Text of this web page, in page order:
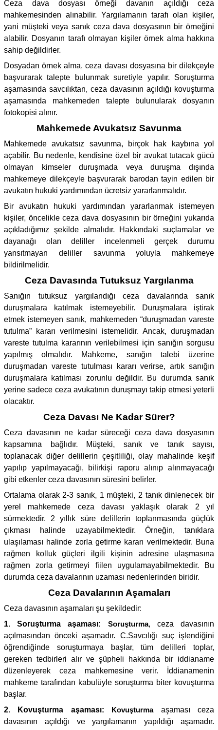
Ceza dava dosyası örneği davanın açıldığı ceza
mahkemesinden alınabilir. Yargılamanın tarafı olan kişiler,
yani müşteki veya sanık ceza dava dosyasının bir örneğini
alabilir. Dosyanın tarafı olmayan kişiler örnek alma hakkına
sahip değildirler.
Dosyadan örnek alma, ceza davası dosyasına bir dilekçeyle
başvurarak talepte bulunmak suretiyle yapılır. Soruşturma
aşamasında savcılıktan, ceza davasının açıldığı kovuşturma
aşamasında mahkemeden talepte bulunularak dosyanın
fotokopisi alınır.
Mahkemede Avukatsız Savunma
Mahkemede avukatsız savunma, birçok hak kaybına yol
açabilir. Bu nedenle, kendisine özel bir avukat tutacak gücü
olmayan kimseler duruşmada veya duruşma dışında
mahkemeye dilekçeyle başvurarak barodan tayin edilen bir
avukatın hukuki yardımından ücretsiz yararlanmalıdır.
Bir avukatın hukuki yardımından yararlanmak istemeyen
kişiler, öncelikle ceza dava dosyasının bir örneğini yukarıda
açıkladığımız şekilde almalıdır. Hakkındaki suçlamalar ve
dayanağı olan deliller incelenmeli gerçek durumu
yansıtmayan deliller savunma yoluyla mahkemeye
bildirilmelidir.
Ceza Davasında Tutuksuz Yargılanma
Sanığın tutuksuz yargılandığı ceza davalarında sanık
duruşmalara katılmak istemeyebilir. Duruşmalara iştirak
etmek istemeyen sanık, mahkemeden “duruşmadan vareste
tutulma” kararı verilmesini istemelidir. Ancak, duruşmadan
vareste tutulma kararının verilebilmesi için sanığın sorgusu
yapılmış olmalıdır. Mahkeme, sanığın talebi üzerine
duruşmadan vareste tutulması kararı verirse, artık sanığın
duruşmalara katılması zorunlu değildir. Bu durumda sanık
yerine sadece ceza avukatının duruşmayı takip etmesi yeterli
olacaktır.
Ceza Davası Ne Kadar Sürer?
Ceza davasının ne kadar süreceği ceza dava dosyasının
kapsamına bağlıdır. Müşteki, sanık ve tanık sayısı,
toplanacak diğer delillerin çeşitliliği, olay mahalinde keşif
yapılıp yapılmayacağı, bilirkişi raporu alınıp alınmayacağı
gibi etkenler ceza davasının süresini belirler.
Ortalama olarak 2-3 sanık, 1 müşteki, 2 tanık dinlenecek bir
yerel mahkemede ceza davası yaklaşık olarak 2 yıl
sürmektedir. 2 yıllık süre delillerin toplanmasında güçlük
çıkması halinde uzayabilmektedir. Örneğin, tanıklara
ulaşılaması halinde zorla getirme kararı verilmektedir. Buna
rağmen kolluk güçleri ilgili kişinin adresine ulaşmasına
rağmen zorla getirmeyi fiilen uygulamayabilmektedir. Bu
durumda ceza davalarının uzaması nedenlerinden biridir.
Ceza Davalarının Aşamaları
Ceza davasının aşamaları şu şekildedir:
1. Soruşturma aşaması:
Soruşturma, ceza davasının
açılmasından önceki aşamadır. C.Savcılığı suç işlendiğini
öğrendiğinde soruşturmaya başlar, tüm delilleri toplar,
gereken tedbirleri alır ve şüpheli hakkında bir iddianame
düzenleyerek ceza mahkemesine verir. İddianamenin
mahkeme tarafından kabulüyle soruşturma biter kovuşturma
başlar.
2. Kovuşturma aşaması:
Kovuşturmaaşaması ceza
davasının açıldığı ve yargılamanın yapıldığı aşamadır.